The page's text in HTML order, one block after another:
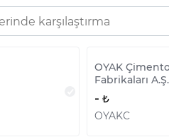
OYAK
Fabrikaları A.Ş.
-
OYAKC